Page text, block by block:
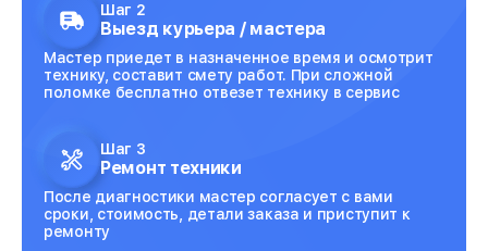
Шаг 2
Выезд курьера / мастера
Мастер приедет в назначенное время и осмотрит
технику, составит смету работ. При сложной
поломке бесплатно отвезет технику в сервис
Шаг 3
Ремонт техники
После диагностики мастер согласует с вами
сроки, стоимость, детали заказа и приступит к
ремонту